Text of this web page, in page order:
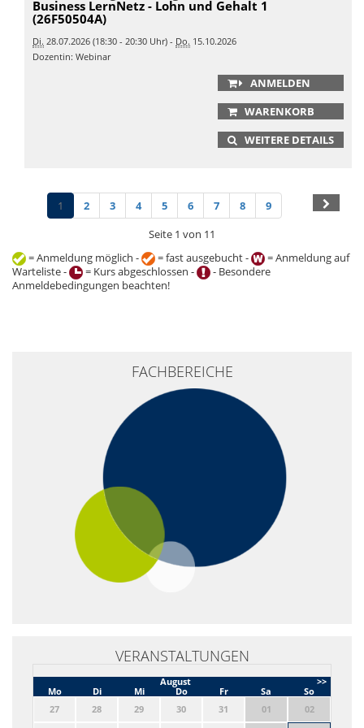
Business LernNetz - Lohn und Gehalt 1
(26F50504A)
Di. 28.07.2026 (18:30 - 20:30 Uhr) - Do. 15.10.2026
Dozentin: Webinar
ANMELDEN
WARENKORB
WEITERE DETAILS
1 2 3 4 5 6 7 8
9
Seite 1 von 11
= Anmeldung möglich -
= fast ausgebucht -
= Anmeldung auf
Warteliste -
= Kurs abgeschlossen -
- Besondere
Anmeldebedingungen beachten!
FACHBEREICHE
VERANSTALTUNGEN
>>
August
Mo
Di Mi Do Fr Sa
So
27
28 29 30 31 01 02